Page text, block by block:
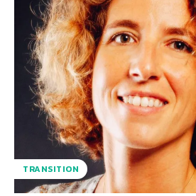
TRANSITION